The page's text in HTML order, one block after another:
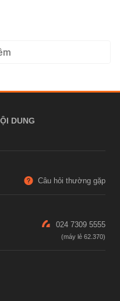
DUNG
Câu hỏi thường gặp
024 7309 5555